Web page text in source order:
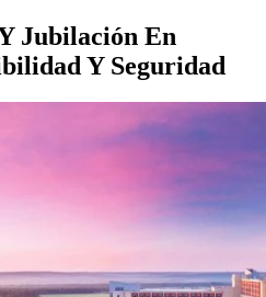
Jubilación En
Y Seguridad